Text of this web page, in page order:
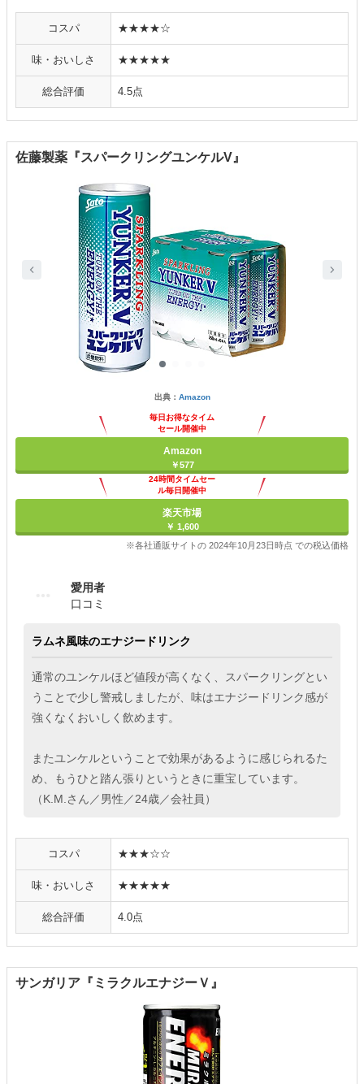
コスパ ★★★★☆
味・おいしさ ★★★★★
総合評価 4.5点
佐藤製薬『スパークリングユンケルV』
出典： Amazon
毎日お得なタイム
セール開催中
Amazon
￥577
24時間タイムセー
ル毎日開催中
楽天市場
￥ 1,600
※各社通販サイトの 2024年10月23日時点 での税込価格
愛用者
口コミ
ラムネ風味のエナジードリンク
通常のユンケルほど値段が高くなく、スパークリングとい
うことで少し警戒しましたが、味はエナジードリンク感が
強くなくおいしく飲めます。
またユンケルということで効果があるように感じられるた
め、もうひと踏ん張りというときに重宝しています。
（K.M.さん／男性／24歳／会社員）
コスパ ★★★☆☆
味・おいしさ ★★★★★
総合評価 4.0点
サンガリア『ミラクルエナジーＶ』